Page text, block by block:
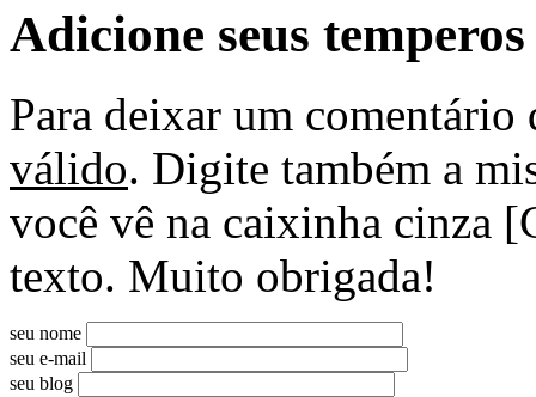
Adicione seus temperos
Para deixar um
válido. Digite também a
você vê na caixinha cinza
texto. Muito obrigada!
seu nome
seu e-mail
seu blog